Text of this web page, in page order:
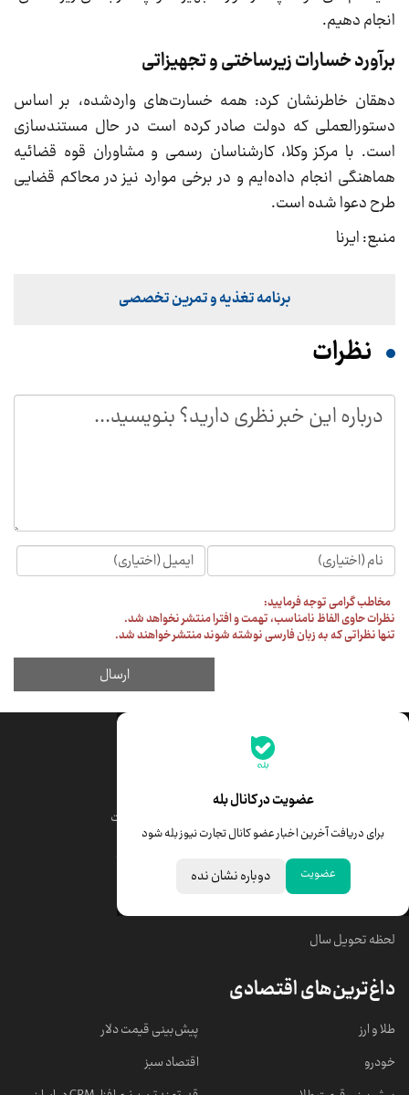
عضویت در کانال بله
برای دریافت آخرین اخبار عضو کانال تجارت نیوز بله شود
عضویت دوباره نشان نده
جدیدترین قیمت‌ها
قیمت درهم امارات
خبرهای مهم
لحظه تحویل سال
داغ‌ترین‌های اقتصادی
طلا و ارز
خودرو
پیش‌بینی قیمت دلار
اقتصاد سبز